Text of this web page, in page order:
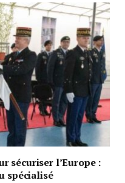
sécuriser l’Europe :
spécialisé